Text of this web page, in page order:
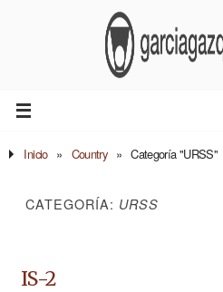
Inicio » Country » Categoría "URSS"
CATEGORÍA: URSS
IS-2